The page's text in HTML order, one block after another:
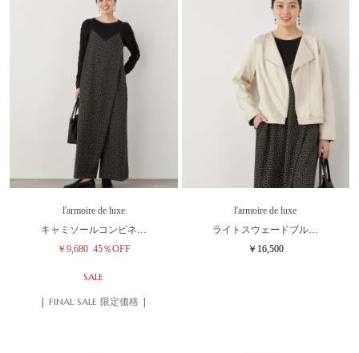
l'armoire de luxe
キャミソールコンビネ…
￥9,680 45％OFF
SALE
| FINAL SALE 限定価格 |
l'armoire de luxe
ライトスウェードブル…
￥16,500